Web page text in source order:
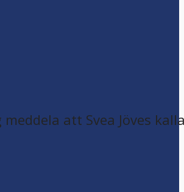
meddela att Svea Jöves